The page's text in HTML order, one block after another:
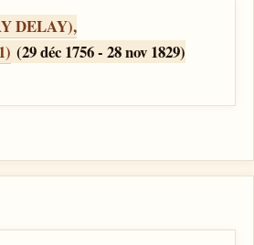
DELAY),
(29 déc 1756 - 28 nov 1829)